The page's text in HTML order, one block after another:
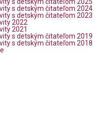
s detským čitateľom 2025
s detským čitateľom 2024
s detským čitateľom 2023
2022
2021
s detským čitateľom 2019
s detským čitateľom 2018